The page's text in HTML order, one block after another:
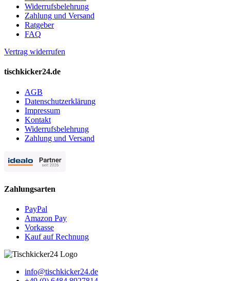
Widerrufsbelehrung
Zahlung und Versand
Ratgeber
FAQ
Vertrag widerrufen
tischkicker24.de
AGB
Datenschutzerklärung
Impressum
Kontakt
Widerrufsbelehrung
Zahlung und Versand
Zahlungsarten
PayPal
Amazon Pay
Vorkasse
Kauf auf Rechnung
info@tischkicker24.de